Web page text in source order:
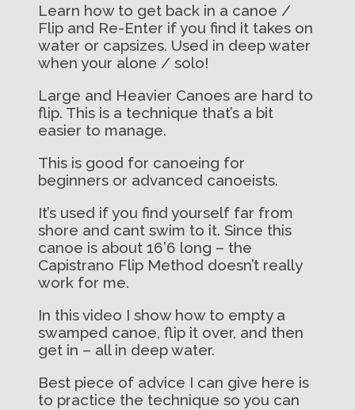
Learn how to get back in a canoe /
Flip and Re-Enter if you find it takes on
water or capsizes. Used in deep water
when your alone / solo!
Large and Heavier Canoes are hard to
flip. This is a technique that’s a bit
easier to manage.
This is good for canoeing for
beginners or advanced canoeists.
It’s used if you find yourself far from
shore and cant swim to it. Since this
canoe is about 16’6 long – the
Capistrano Flip Method doesn’t really
work for me.
In this video I show how to empty a
swamped canoe, flip it over, and then
get in – all in deep water.
Best piece of advice I can give here is
to practice the technique so you can